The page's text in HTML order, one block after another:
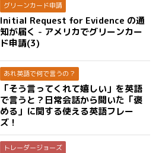
グリーンカード申請
Initial Request for Evidence の通
知が届く - アメリカでグリーンカー
ド申請(3)
あれ英語で何で言うの？
「そう言ってくれて嬉しい」を英語
で言うと？日常会話から聞いた「褒
める」に関する使える英語フレー
ズ！
トレーダージョーズ